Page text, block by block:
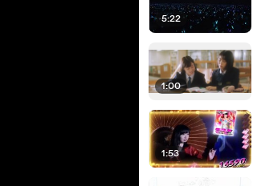
5:22
1:00
1:53